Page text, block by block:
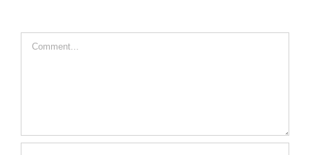
Comment